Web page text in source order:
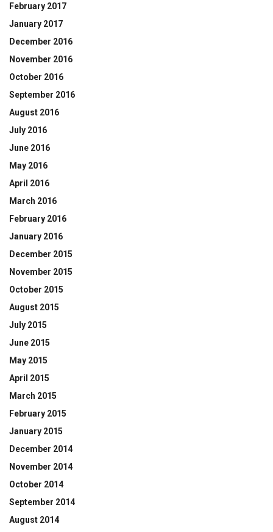
February 2017
January 2017
December 2016
November 2016
October 2016
September 2016
August 2016
July 2016
June 2016
May 2016
April 2016
March 2016
February 2016
January 2016
December 2015
November 2015
October 2015
August 2015
July 2015
June 2015
May 2015
April 2015
March 2015
February 2015
January 2015
December 2014
November 2014
October 2014
September 2014
August 2014